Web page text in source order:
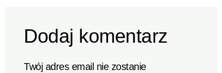
Dodaj komentarz
Twój adres email nie zostanie